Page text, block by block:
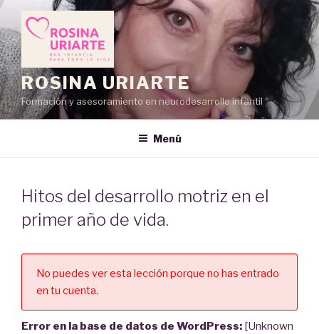
Saltar
al
contenido
ROSINA URIARTE
Formación y asesoramiento en neurodesarrollo infantil
Menú
Hitos del desarrollo motriz en el
primer año de vida.
No puedes ver esta lección porque no has entrado
en tu cuenta.
Error en la base de datos de WordPress: [Unknown